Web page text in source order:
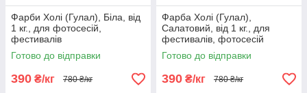
Фарби Холі (Гулал), Біла, від
1 кг., для фотосесій,
фестивалів
Готово до відправки
390 ₴/кг 780 ₴/кг
Фарба Холі (Гулал),
Салатовий, від 1 кг., для
фестивалів, фотосесій
Готово до відправки
390 ₴/кг 780 ₴/кг